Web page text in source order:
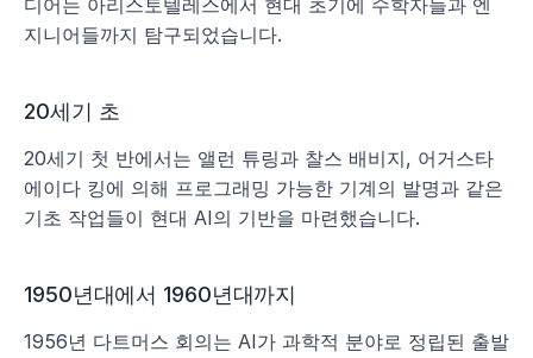
디어는 아리스토텔레스에서 현대 초기에 수학자들과 엔
지니어들까지 탐구되었습니다.
20세기 초
20세기 첫 반에서는 앨런 튜링과 찰스 배비지, 어거스타
에이다 킹에 의해 프로그래밍 가능한 기계의 발명과 같은
기초 작업들이 현대 AI의 기반을 마련했습니다.
1950년대에서 1960년대까지
1956년 다트머스 회의는 AI가 과학적 분야로 정립된 출발